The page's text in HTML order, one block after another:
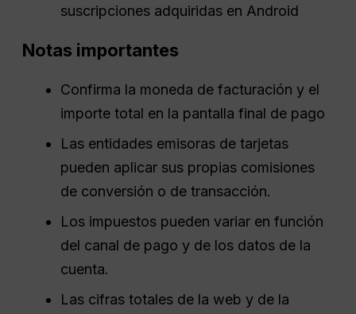
suscripciones adquiridas en Android
Notas importantes
Confirma la moneda de facturación y el
importe total en la pantalla final de pago
Las entidades emisoras de tarjetas
pueden aplicar sus propias comisiones
de conversión o de transacción.
Los impuestos pueden variar en función
del canal de pago y de los datos de la
cuenta.
Las cifras totales de la web y de la